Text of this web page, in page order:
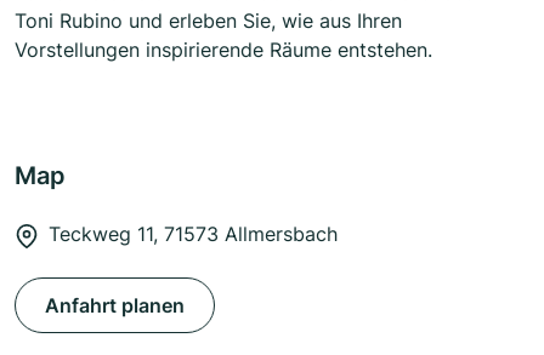
Toni Rubino und erleben Sie, wie aus Ihren
Vorstellungen inspirierende Räume entstehen.
Map
Teckweg 11, 71573 Allmersbach
Anfahrt planen